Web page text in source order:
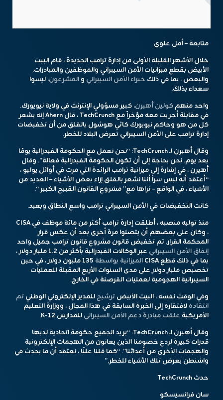
متابعة – أمل علوي
خلال الأشهر القليلة الأولى من إدارة ترامب الجديدة ، قام البيت
الأبيض بقطع ميزانيات الأمن السيبراني والموظفين والمبادرات.
والبعض ، بما في ذلك خبراء الأمن السيبراني والمشرعون، ليسوا
سعداء بذلك.
واحد منهمكولين أهيرن، كبير مسؤولي الإنترنت في ولاية نيويورك.
في مقابلة أجريت معه مؤخراً مع TechCrunch ، قال Ahern إنه يشعر
كل من هو وحاكم نيويورك كاثي هوشول بالقلق من أن تخفيضات
إدارة ترامب على الأمن السيبراني تعرض البلاد للخطر.
وقال أهيرن لـ TechCrunch: “نحن نعمل مع الحكومة الفيدرالية يومًا
بعد يوم. نحن بحاجة إلى أن تكون الحكومة الفيدرالية فعالة”. وقال
أهيرن ، في إشارة إلى ميزانية ترامب الرائدة التي مرت في أوائل يوليو ،
“أعتقد أنه ليس سراً أننا نشعر بالقلق إزاء بعض الأشياء – العديد من
الأشياء ، في الواقع – نراها مع” مشروع القانون القبيح الكبير “.
كانت التخفيضات في الأمن السيبراني ترامب واسع النطاق وبعيد.
منذ توليه منصبه ، أطلقت إدارة ترامب أكثر من مائة موظف في CISA
، وكان على بعضهم أن يتصلوا مرة أخرى بعد أن عكس قرار
المحكمة القرار. تم تخفيض قانون مشروع قانون ترامب جميل واحد
إنفاق الأمن السيبراني
عبر الوكالات الفيدرالية بأكثر من 1.2 مليار دولار ،
بما في ذلك قطع CISA
الميزانية بواسطة
135 مليون دولار ، في حين
تخصيص مليار دولار على مدى السنوات الأربع المقبلة للعمليات
السيبرانية الهجومية لعمليات القرصنة في الخارج.
وفي الوقت نفسه ، البيت الأبيضترشيحللمدير الإلكتروني الوطنيتم
انتقادهلافتقاره إلى الخبرة السابقة في هذا المجال ، ووزارة التعليم
الأمريكية علقت مبادرة دعم الأمن السيبرانيللمدارس K-12.
وقال أهيرن لـ TechCrunch: “يريد الجميع حكومة اتحادية لديها
قدرات كبيرة لردع خصومنا الذين يعانون من الهجمات الإلكترونية
والهجمات الأخرى من أعدائنا”. “كما قلنا علنًا ، نعتقد أن ما يحدث في
واشنطن يعرض تلك الأشياء للخطر.”
حدث TechCrunch
سان فرانسيسكو